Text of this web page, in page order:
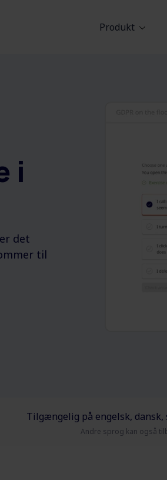
Produkt
i
det
til
Tilgængelig på engelsk, dansk,
Andre sprog kan også